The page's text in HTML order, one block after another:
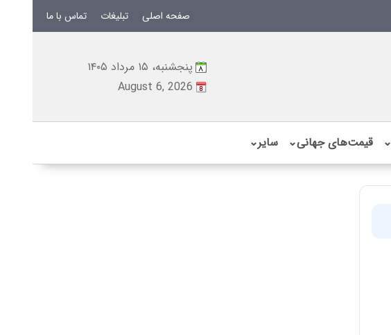
صفحه اصلی تبلیغات تماس با ما
پنجشنبه، ۱۵ مرداد ۱۴۰۵
August 6, 2026
⌄ قیمت‌های جهانی⌄ سایر⌄